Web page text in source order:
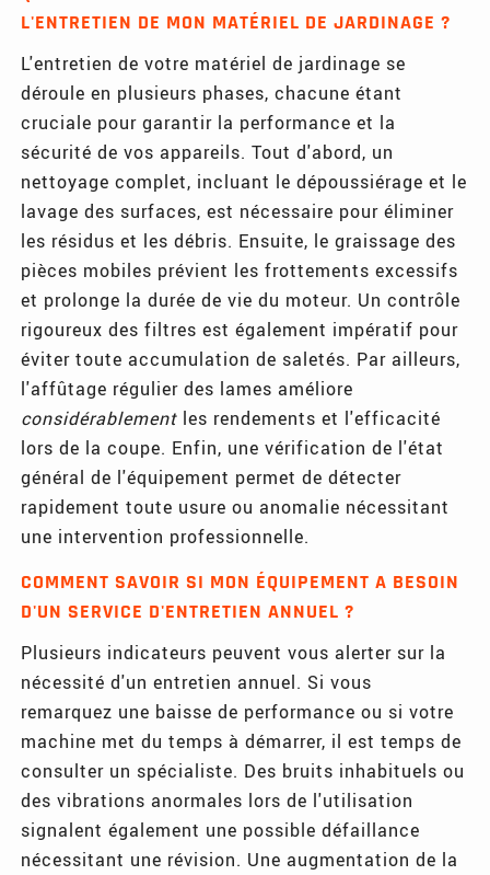
L'ENTRETIEN DE MON MATÉRIEL DE JARDINAGE ?
L'entretien de votre matériel de jardinage se
déroule en plusieurs phases, chacune étant
cruciale pour garantir la performance et la
sécurité de vos appareils. Tout d'abord, un
nettoyage complet, incluant le dépoussiérage et le
lavage des surfaces, est nécessaire pour éliminer
les résidus et les débris. Ensuite, le graissage des
pièces mobiles prévient les frottements excessifs
et prolonge la durée de vie du moteur. Un contrôle
rigoureux des filtres est également impératif pour
éviter toute accumulation de saletés. Par ailleurs,
l'affûtage régulier des lames améliore
considérablement les rendements et l'efficacité
lors de la coupe. Enfin, une vérification de l'état
général de l'équipement permet de détecter
rapidement toute usure ou anomalie nécessitant
une intervention professionnelle.
COMMENT SAVOIR SI MON ÉQUIPEMENT A BESOIN
D'UN SERVICE D'ENTRETIEN ANNUEL ?
Plusieurs indicateurs peuvent vous alerter sur la
nécessité d'un entretien annuel. Si vous
remarquez une baisse de performance ou si votre
machine met du temps à démarrer, il est temps de
consulter un spécialiste. Des bruits inhabituels ou
des vibrations anormales lors de l'utilisation
signalent également une possible défaillance
nécessitant une révision. Une augmentation de la